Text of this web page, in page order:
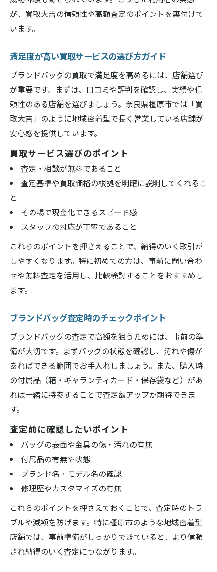
が、買取大吉の信頼性や高額査定のポイントを裏付けて
います。
満足度が高い買取サービスの選び方ガイド
ブランドバッグの買取で満足度を高めるには、店舗選び
が重要です。まずは、口コミや評判を確認し、実績や信
頼性のある店舗を選びましょう。奈良県橿原市では「買
取大吉」のように地域密着型で長く営業している店舗が
安心感を提供しています。
買取サービス選びのポイント
査定・相談が無料であること
査定基準や買取価格の根拠を明確に説明してくれるこ
と
その場で現金化できるスピード感
スタッフの対応が丁寧であること
これらのポイントを押さえることで、納得のいく取引が
しやすくなります。特に初めての方は、事前に問い合わ
せや無料査定を活用し、比較検討することをおすすめし
ます。
ブランドバッグ査定時のチェックポイント
ブランドバッグの査定で高額を狙うためには、事前の準
備が大切です。まずバッグの状態を確認し、汚れや傷が
あればできる範囲でお手入れしましょう。また、購入時
の付属品（箱・ギャランティカード・保存袋など）があ
れば一緒に持参することで査定額アップが期待できま
す。
査定前に確認したいポイント
バッグの表面や金具の傷・汚れの有無
付属品の有無や状態
ブランド名・モデル名の確認
修理歴やカスタマイズの有無
これらのポイントを押さえておくことで、査定時のトラ
ブルや減額を防げます。特に橿原市のような地域密着型
店舗では、事前準備がしっかりできていると、より信頼
され納得のいく査定につながります。